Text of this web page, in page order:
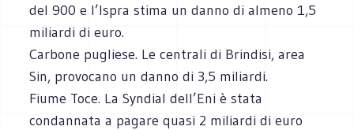
del 900 e l’Ispra stima un danno di almeno 1,5
miliardi di euro.
Carbone pugliese. Le centrali di Brindisi, area
Sin, provocano un danno di 3,5 miliardi.
Fiume Toce. La Syndial dell’Eni è stata
condannata a pagare quasi 2 miliardi di euro